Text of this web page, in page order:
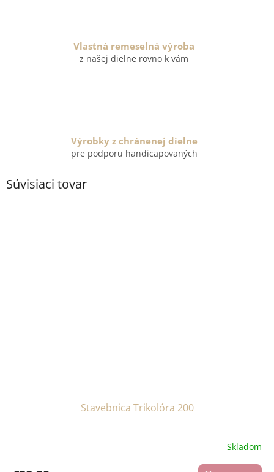
Vlastná remeselná výroba
z našej dielne rovno k vám
Výrobky z chránenej dielne
pre podporu handicapovaných
Súvisiaci tovar
Stavebnica Trikolóra 200
Skladom